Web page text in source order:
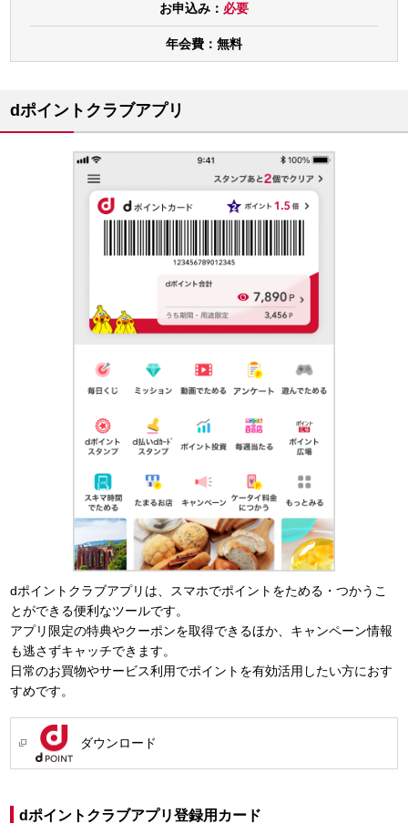
お申込み： 必要
年会費： 無料
dポイントクラブアプリ
dポイントクラブアプリは、スマホでポイントをためる・つかうこ
とができる便利なツールです。
アプリ限定の特典やクーポンを取得できるほか、キャンペーン情報
も逃さずキャッチできます。
日常のお買物やサービス利用でポイントを有効活用したい方におす
すめです。
ダウンロード
dポイントクラブアプリ登録用カード